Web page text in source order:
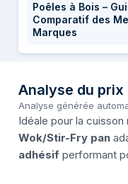
Poêles à Bois –
Comparatif des
Marques
Analyse du
Analyse générée
Idéale pour la
Wok/Stir-Fry pan
adhésif performant